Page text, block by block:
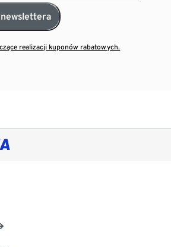
realizacji kuponów rabatowych.